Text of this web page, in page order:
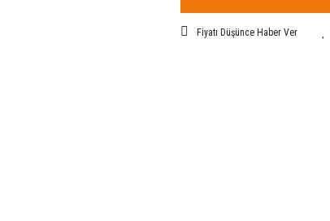
Fiyatı Düşünce Haber Ver